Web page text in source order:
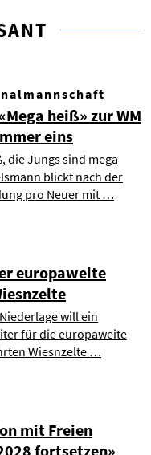
heiß» zur WM
eins
die Jungs sind mega
blickt nach der
pro Neuer mit …
europaweite
will ein
für die europaweite
Wiesnzelte …
mit Freien
fortsetzen»